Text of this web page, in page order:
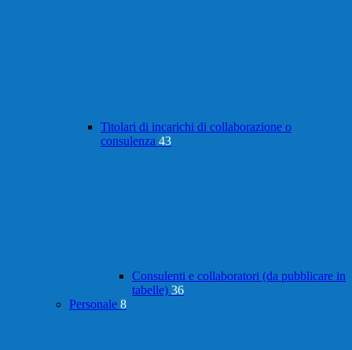
Titolari di incarichi di collaborazione o
consulenza 43
Consulenti e collaboratori (da pubblicare in
tabelle) 36
Personale 8